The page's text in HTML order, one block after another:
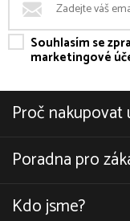
Souhlasím se
marketingové
Proč nakupovat
Poradna pro
Kdo jsme?